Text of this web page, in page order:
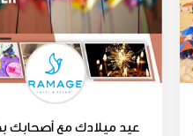
عيد ميلادك مع أصحابك